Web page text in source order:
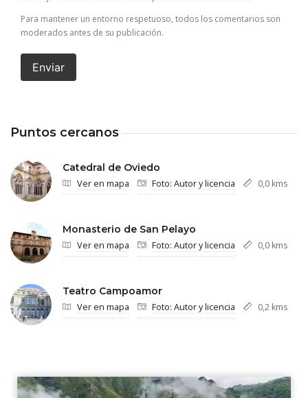
Para mantener un entorno respetuoso, todos los comentarios son
moderados antes de su publicación.
Enviar
Puntos cercanos
Catedral de Oviedo
Ver en mapa Foto: Autor y licencia 0,0 kms
Monasterio de San Pelayo
Ver en mapa Foto: Autor y licencia 0,0 kms
Teatro Campoamor
Ver en mapa Foto: Autor y licencia 0,2 kms